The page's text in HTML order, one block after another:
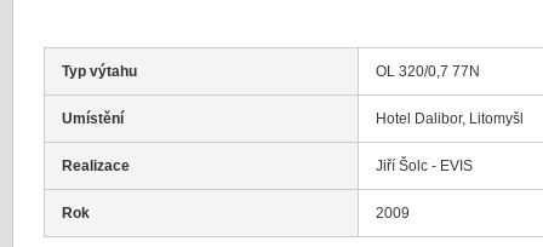
Typ výtahu OL 320/0,7 77N
Umístění Hotel Dalibor, Litomyšl
Realizace Jiří Šolc - EVIS
Rok 2009